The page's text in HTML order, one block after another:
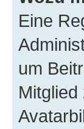
Eine
um